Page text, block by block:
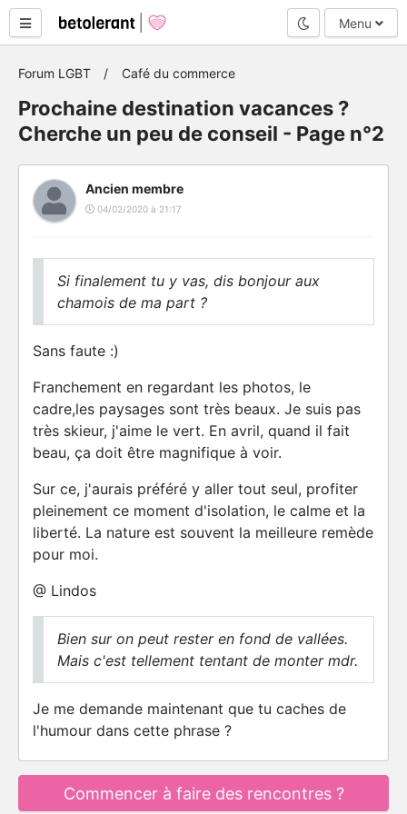
Mode nuit
Menu
Forum LGBT Café du commerce
Prochaine destination vacances ?
Cherche un peu de conseil - Page n°2
Ancien membre
04/02/2020 à 21:17
Si finalement tu y vas, dis bonjour aux
chamois de ma part ?
Sans faute :)
Franchement en regardant les photos, le
cadre,les paysages sont très beaux. Je suis pas
très skieur, j'aime le vert. En avril, quand il fait
beau, ça doit être magnifique à voir.
Sur ce, j'aurais préféré y aller tout seul, profiter
pleinement ce moment d'isolation, le calme et la
liberté. La nature est souvent la meilleure remède
pour moi.
@ Lindos
Bien sur on peut rester en fond de vallées.
Mais c'est tellement tentant de monter mdr.
Je me demande maintenant que tu caches de
l'humour dans cette phrase ?
Commencer à faire des rencontres ?